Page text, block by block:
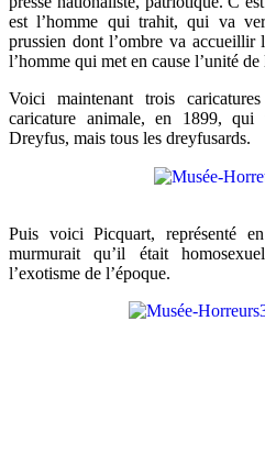
est l’homme qui trahit, qui va
prussien dont l’ombre va accueillir
l’homme qui met en cause l’unité de
Voici maintenant trois
caricature animale, en 1899, qui
Dreyfus, mais tous les dreyfusards.
Puis voici Picquart, représenté
murmurait qu’il était
l’exotisme de l’époque.